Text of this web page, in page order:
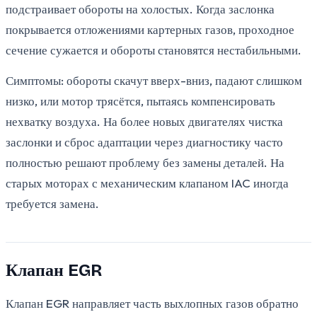
подстраивает обороты на холостых. Когда заслонка
покрывается отложениями картерных газов, проходное
сечение сужается и обороты становятся нестабильными.
Симптомы: обороты скачут вверх-вниз, падают слишком
низко, или мотор трясётся, пытаясь компенсировать
нехватку воздуха. На более новых двигателях чистка
заслонки и сброс адаптации через диагностику часто
полностью решают проблему без замены деталей. На
старых моторах с механическим клапаном IAC иногда
требуется замена.
Клапан EGR
Клапан EGR направляет часть выхлопных газов обратно